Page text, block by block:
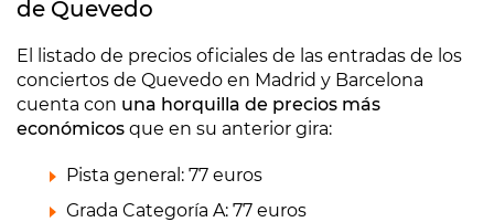
de Quevedo
El listado de precios oficiales de las entradas de los
conciertos de Quevedo en Madrid y Barcelona
cuenta con una horquilla de precios más
económicos que en su anterior gira:
Pista general: 77 euros
Grada Categoría A: 77 euros